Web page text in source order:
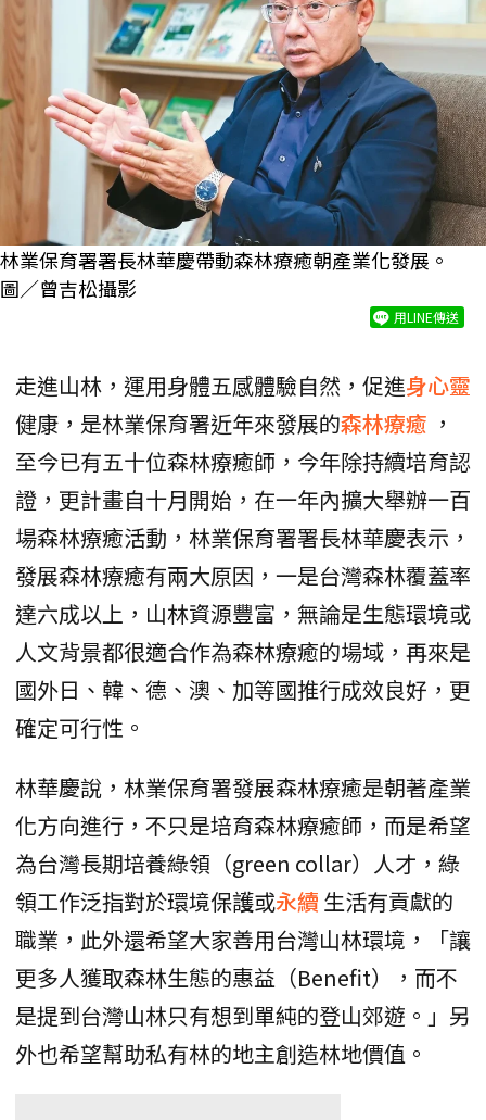
林業保育署署長林華慶帶動森林療癒朝產業化發展。
圖／曾吉松攝影
用LINE傳送
走進山林，運用身體五感體驗自然，促進身心靈
健康，是林業保育署近年來發展的森林療癒 ，
至今已有五十位森林療癒師，今年除持續培育認
證，更計畫自十月開始，在一年內擴大舉辦一百
場森林療癒活動，林業保育署署長林華慶表示，
發展森林療癒有兩大原因，一是台灣森林覆蓋率
達六成以上，山林資源豐富，無論是生態環境或
人文背景都很適合作為森林療癒的場域，再來是
國外日、韓、德、澳、加等國推行成效良好，更
確定可行性。
林華慶說，林業保育署發展森林療癒是朝著產業
化方向進行，不只是培育森林療癒師，而是希望
為台灣長期培養綠領（green collar）人才，綠
領工作泛指對於環境保護或永續 生活有貢獻的
職業，此外還希望大家善用台灣山林環境，「讓
更多人獲取森林生態的惠益（Benefit），而不
是提到台灣山林只有想到單純的登山郊遊。」另
外也希望幫助私有林的地主創造林地價值。